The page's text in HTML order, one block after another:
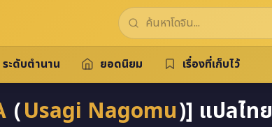
ระดับตำนาน ยอดนิยม เรื่องที่เก็บไว้
(Usagi Nagomu)] แปลไทย